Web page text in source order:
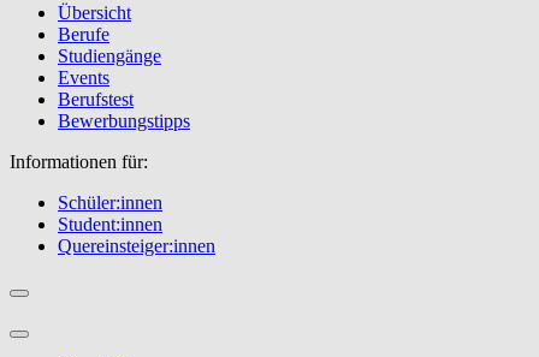
Übersicht
Berufe
Studiengänge
Events
Berufstest
Bewerbungstipps
Informationen für:
Schüler:innen
Student:innen
Quereinsteiger:innen